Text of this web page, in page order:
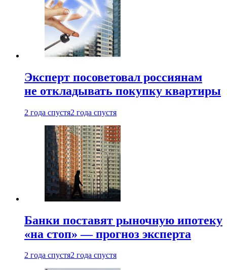
Эксперт посоветовал россиянам
не откладывать покупку квартиры
2 года спустя2 года спустя
Банки поставят рыночную ипотеку
«на стоп» — прогноз эксперта
2 года спустя2 года спустя